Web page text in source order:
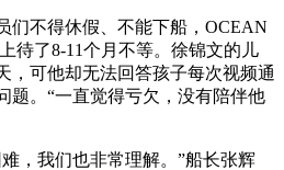
们不得休假、不能下船，OCEAN
待了8-11个月不等。徐锦文的儿
，可他却无法回答孩子每次视频通
题。“一直觉得亏欠，没有陪伴他
，我们也非常理解。”船长张辉